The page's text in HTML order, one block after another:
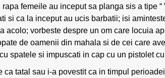
rapa femeile au inceput sa planga sis a tipe
si ca la inceput au ucis barbatii; isi
acolo; vorbeste despre un om care locuia
de oamenii din mahala si de cei care
spatele si impuscati in cap cu un pistolet
ca tatal sau i-a povestit ca in timpul